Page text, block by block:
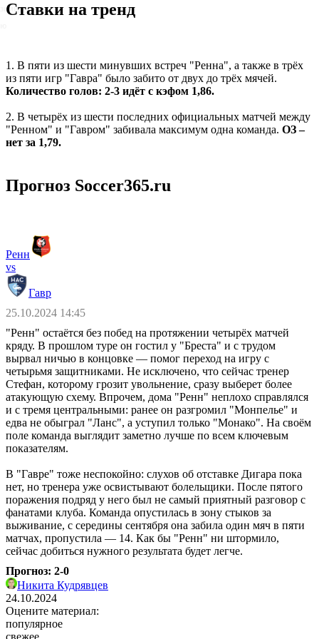
Ставки на тренд
1. В пяти из шести минувших встреч "Ренна", а также в трёх
из пяти игр "Гавра" было забито от двух до трёх мячей.
Количество голов: 2-3 идёт с кэфом 1,86.
2. В четырёх из шести последних официальных матчей между
"Ренном" и "Гавром" забивала максимум одна команда. ОЗ –
нет за 1,79.
Прогноз Soccer365.ru
Ренн
vs
Гавр
25.10.2024 14:45
"Ренн" остаётся без побед на протяжении четырёх матчей
кряду. В прошлом туре он гостил у "Бреста" и с трудом
вырвал ничью в концовке — помог переход на игру с
четырьмя защитниками. Не исключено, что сейчас тренер
Стефан, которому грозит увольнение, сразу выберет более
атакующую схему. Впрочем, дома "Ренн" неплохо справлялся
и с тремя центральными: ранее он разгромил "Монпелье" и
едва не обыграл "Ланс", а уступил только "Монако". На своём
поле команда выглядит заметно лучше по всем ключевым
показателям.
В "Гавре" тоже неспокойно: слухов об отставке Дигара пока
нет, но тренера уже освистывают болельщики. После пятого
поражения подряд у него был не самый приятный разговор с
фанатами клуба. Команда опустилась в зону стыков за
выживание, с середины сентября она забила один мяч в пяти
матчах, пропустила — 14. Как бы "Ренн" ни штормило,
сейчас добиться нужного результата будет легче.
Прогноз: 2-0
Никита Кудрявцев
24.10.2024
Оцените материал:
популярное